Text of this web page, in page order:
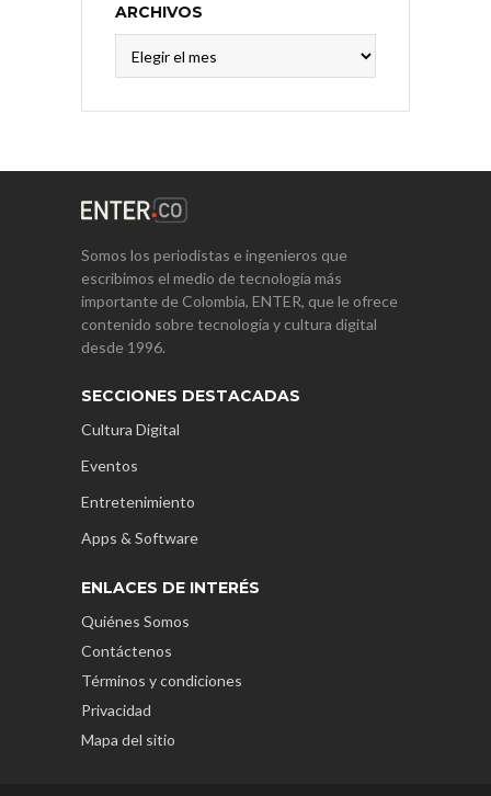
ARCHIVOS
Somos los periodistas e ingenieros que
escribimos el medio de tecnología más
importante de Colombia, ENTER, que le ofrece
contenido sobre tecnología y cultura digital
desde 1996.
SECCIONES DESTACADAS
Cultura Digital
Eventos
Entretenimiento
Apps & Software
ENLACES DE INTERÉS
Quiénes Somos
Contáctenos
Términos y condiciones
Privacidad
Mapa del sitio